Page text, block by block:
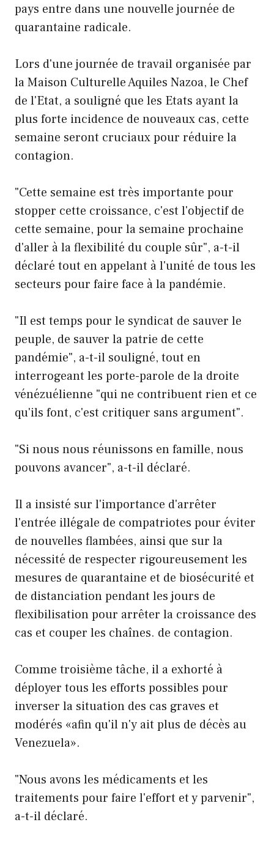
pays entre dans une nouvelle journée de
quarantaine radicale.
Lors d'une journée de travail organisée par
la Maison Culturelle Aquiles Nazoa, le Chef
de l'Etat, a souligné que les Etats ayant la
plus forte incidence de nouveaux cas, cette
semaine seront cruciaux pour réduire la
contagion.
"Cette semaine est très importante pour
stopper cette croissance, c'est l'objectif de
cette semaine, pour la semaine prochaine
d'aller à la flexibilité du couple sûr", a-t-il
déclaré tout en appelant à l'unité de tous les
secteurs pour faire face à la pandémie.
"Il est temps pour le syndicat de sauver le
peuple, de sauver la patrie de cette
pandémie", a-t-il souligné, tout en
interrogeant les porte-parole de la droite
vénézuélienne "qui ne contribuent rien et ce
qu'ils font, c'est critiquer sans argument".
"Si nous nous réunissons en famille, nous
pouvons avancer", a-t-il déclaré.
Il a insisté sur l'importance d'arrêter
l'entrée illégale de compatriotes pour éviter
de nouvelles flambées, ainsi que sur la
nécessité de respecter rigoureusement les
mesures de quarantaine et de biosécurité et
de distanciation pendant les jours de
flexibilisation pour arrêter la croissance des
cas et couper les chaînes. de contagion.
Comme troisième tâche, il a exhorté à
déployer tous les efforts possibles pour
inverser la situation des cas graves et
modérés «afin qu'il n'y ait plus de décès au
Venezuela».
"Nous avons les médicaments et les
traitements pour faire l'effort et y parvenir",
a-t-il déclaré.